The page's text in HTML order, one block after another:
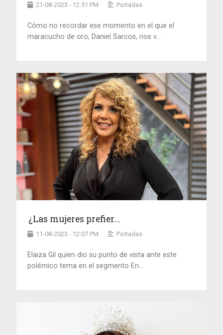
21-08-2023 - 12:51 PM Portadas
Cómo no recordar ese momento en el que el
maracucho de oro, Daniel Sarcos, nos v...
¿Las mujeres prefier...
11-08-2023 - 12:07 PM Portadas
Elaiza Gil quien dio su punto de vista ante este
polémico tema en el segmento En...